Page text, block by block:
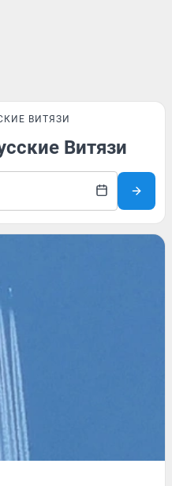
ВИТЯЗИ
Витязи